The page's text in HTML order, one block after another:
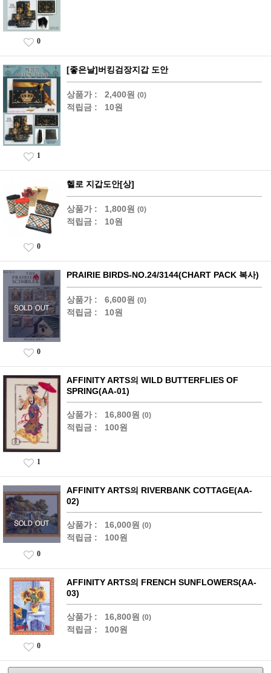
0
[좋은날]버킹검장지갑 도안
상품가 : 2,400원 (0)
적립금 : 10원
1
헬로 지갑도안[상]
상품가 : 1,800원 (0)
적립금 : 10원
0
PRAIRIE BIRDS-NO.24/3144(CHART PACK 복사)
상품가 : 6,600원 (0)
적립금 : 10원
0
AFFINITY ARTS의 WILD BUTTERFLIES OF
SPRING(AA-01)
상품가 : 16,800원 (0)
적립금 : 100원
1
AFFINITY ARTS의 RIVERBANK COTTAGE(AA-
02)
상품가 : 16,000원 (0)
적립금 : 100원
0
AFFINITY ARTS의 FRENCH SUNFLOWERS(AA-
03)
상품가 : 16,800원 (0)
적립금 : 100원
0